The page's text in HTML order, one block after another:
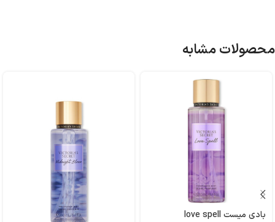
محصولات مشابه
بادی میست love spell